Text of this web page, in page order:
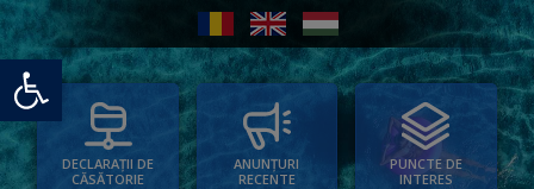
Deschide bara de unelte
DECLARAȚII DE
CĂSĂTORIE
ANUNȚURI
RECENTE
PUNCTE DE
INTERES